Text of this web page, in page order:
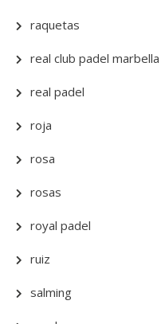
raquetas
real club padel marbella
real padel
roja
rosa
rosas
royal padel
ruiz
salming